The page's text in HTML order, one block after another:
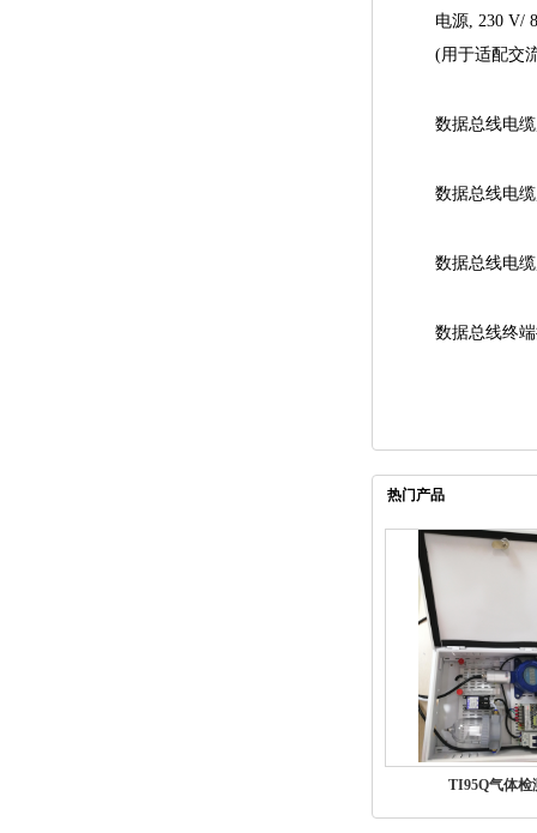
电源, 230 V/
(用于适配交
数据总线电
数据总线电
数据总线电
数据总线终
热门产品
TI95Q气体检